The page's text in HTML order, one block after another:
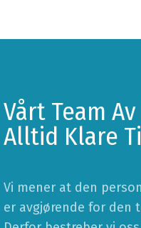
Vårt Team
Alltid Klare
Vi mener at den
er avgjørende for den